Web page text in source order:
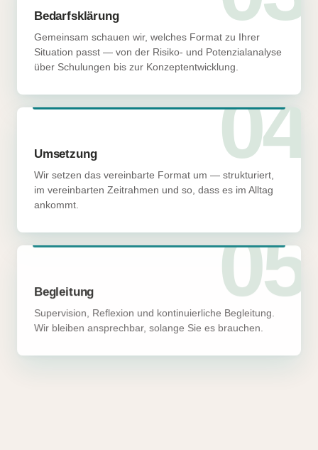
Bedarfsklärung
Gemeinsam schauen wir, welches Format zu Ihrer
Situation passt — von der Risiko- und Potenzialanalyse
über Schulungen bis zur Konzeptentwicklung.
04
Umsetzung
Wir setzen das vereinbarte Format um — strukturiert,
im vereinbarten Zeitrahmen und so, dass es im Alltag
ankommt.
05
Begleitung
Supervision, Reflexion und kontinuierliche Begleitung.
Wir bleiben ansprechbar, solange Sie es brauchen.